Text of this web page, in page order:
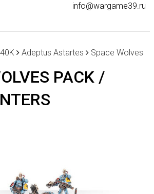
info@wargame39.ru
Adeptus Astartes Space Wolves
PACK /